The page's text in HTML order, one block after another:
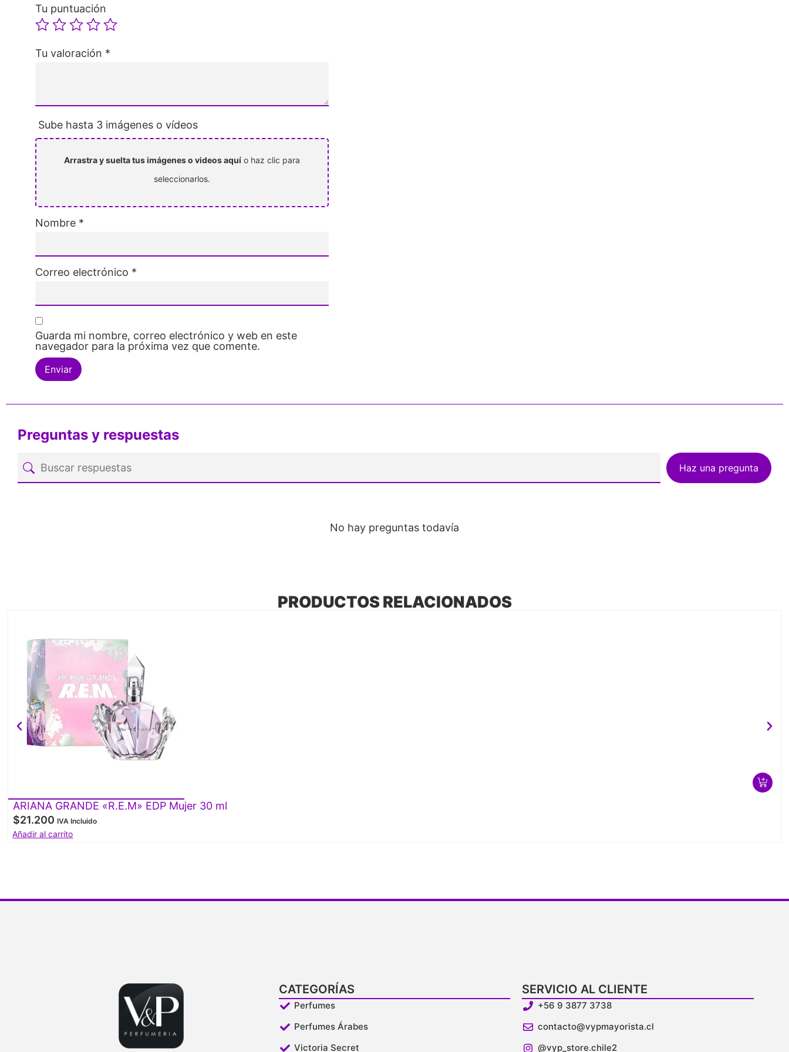
Tu puntuación
Tu valoración *
Sube hasta 3 imágenes o vídeos
Arrastra y suelta tus imágenes o videos aquí o haz clic para
seleccionarlos.
Nombre *
Correo electrónico *
Guarda mi nombre, correo electrónico y web en este
navegador para la próxima vez que comente.
Preguntas y respuestas
Haz una pregunta
No hay preguntas todavía
PRODUCTOS RELACIONADOS
ARIANA GRANDE «R.E.M» EDP Mujer 30 ml
$21.200 IVA Incluido
Añadir al carrito
CATEGORÍAS
Perfumes
Perfumes Árabes
Victoria Secret
SERVICIO AL CLIENTE
+56 9 3877 3738
contacto@vypmayorista.cl
@vyp_store.chile2